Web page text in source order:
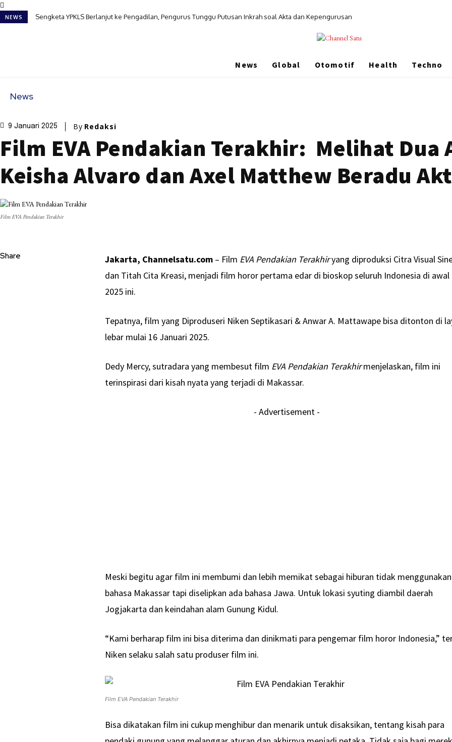
NEWS Sengketa YPKLS Berlanjut ke Pengadilan, Pengurus Tunggu Putusan Inkrah soal Akta dan Kepengurusan
News Global Otomotif Health Techno
News
9 Januari 2025 By Redaksi
Film EVA Pendakian Terakhir: Melihat Dua
Keisha Alvaro dan Axel Matthew Beradu
Film EVA Pendakian Terakhir
Share Jakarta, Channelsatu.com– Film EVA Pendakian Terakhiryang diproduksi Citra Visual
dan Titah Cita Kreasi, menjadi film horor pertama edar di bioskop seluruh Indonesia di awal
2025 ini.
Tepatnya, film yang Diproduseri Niken Septikasari & Anwar A. Mattawape bisa ditonton di
lebar mulai 16 Januari 2025.
Dedy Mercy, sutradara yang membesut film EVA Pendakian Terakhirmenjelaskan, film ini
terinspirasi dari kisah nyata yang terjadi di Makassar.
- Advertisement -
Meski begitu agar film ini membumi dan lebih memikat sebagai hiburan tidak menggunakan
bahasa Makassar tapi diselipkan ada bahasa Jawa. Untuk lokasi syuting diambil daerah
Jogjakarta dan keindahan alam Gunung Kidul.
“Kami berharap film ini bisa diterima dan dinikmati para pengemar film horor Indonesia,”
Niken selaku salah satu produser film ini.
Film EVA Pendakian Terakhir
Bisa dikatakan film ini cukup menghibur dan menarik untuk disaksikan, tentang kisah para